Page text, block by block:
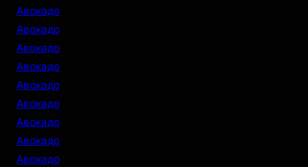
Авокадо
Авокадо
Авокадо
Авокадо
Авокадо
Авокадо
Авокадо
Авокадо
Авокадо